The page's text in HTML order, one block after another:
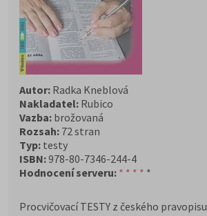
Autor: Radka Kneblová
Nakladatel: Rubico
Vazba: brožovaná
Rozsah: 72 stran
Typ: testy
ISBN:978-80-7346-244-4
Hodnocení serveru: * * * * *
Procvičovací TESTY z českého pravopisu